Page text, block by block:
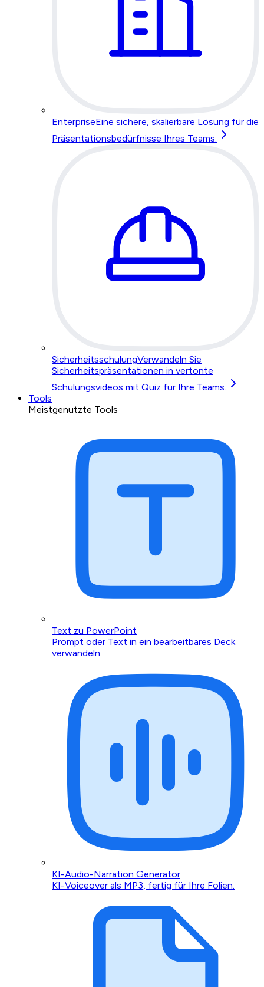
EnterpriseEine sichere, skalierbare Lösung für die
Präsentationsbedürfnisse Ihres Teams.
SicherheitsschulungVerwandeln Sie
Sicherheitspräsentationen in vertonte
Schulungsvideos mit Quiz für Ihre Teams.
Tools
Meistgenutzte Tools
Text zu PowerPoint
Prompt oder Text in ein bearbeitbares Deck
verwandeln.
KI-Audio-Narration Generator
KI-Voiceover als MP3, fertig für Ihre Folien.